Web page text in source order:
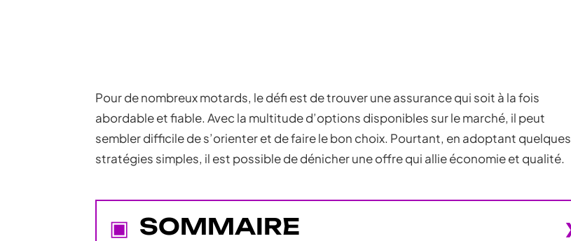
Pour de nombreux motards, le défi est de trouver une assurance qui soit à la fois
abordable et fiable. Avec la multitude d’options disponibles sur le marché, il peut
sembler difficile de s’orienter et de faire le bon choix. Pourtant, en adoptant quelques
stratégies simples, il est possible de dénicher une offre qui allie économie et qualité.
SOMMAIRE